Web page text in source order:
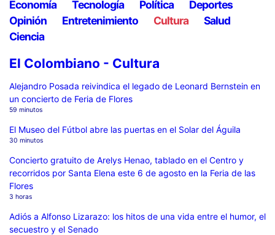
Economía
Tecnología Política
Deportes
Opinión
Entretenimiento Cultura
Salud
Ciencia
El Colombiano - Cultura
Alejandro Posada reivindica el legado de Leonard Bernstein en
un concierto de Feria de Flores
59 minutos
El Museo del Fútbol abre las puertas en el Solar del Águila
30 minutos
Concierto gratuito de Arelys Henao, tablado en el Centro y
recorridos por Santa Elena este 6 de agosto en la Feria de las
Flores
3 horas
Adiós a Alfonso Lizarazo: los hitos de una vida entre el humor, el
secuestro y el Senado